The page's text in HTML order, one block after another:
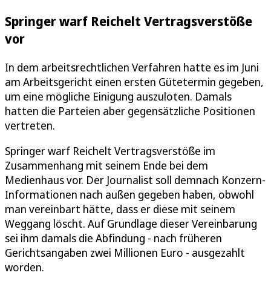
Springer warf Reichelt Vertragsverstöße
vor
In dem arbeitsrechtlichen Verfahren hatte es im Juni
am Arbeitsgericht einen ersten Gütetermin gegeben,
um eine mögliche Einigung auszuloten. Damals
hatten die Parteien aber gegensätzliche Positionen
vertreten.
Springer warf Reichelt Vertragsverstöße im
Zusammenhang mit seinem Ende bei dem
Medienhaus vor. Der Journalist soll demnach Konzern-
Informationen nach außen gegeben haben, obwohl
man vereinbart hätte, dass er diese mit seinem
Weggang löscht. Auf Grundlage dieser Vereinbarung
sei ihm damals die Abfindung - nach früheren
Gerichtsangaben zwei Millionen Euro - ausgezahlt
worden.